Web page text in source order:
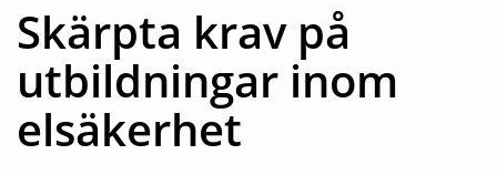
Skärpta krav på
utbildningar inom
elsäkerhet